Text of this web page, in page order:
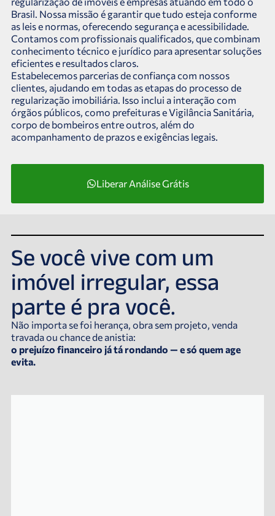
Brasil. Nossa missão é garantir que tudo esteja conforme
as leis e normas, oferecendo segurança e acessibilidade.
Contamos com profissionais qualificados, que combinam
conhecimento técnico e jurídico para apresentar soluções
eficientes e resultados claros.
Estabelecemos parcerias de confiança com nossos
clientes, ajudando em todas as etapas do processo de
regularização imobiliária. Isso inclui a interação com
órgãos públicos, como prefeituras e Vigilância Sanitária,
corpo de bombeiros entre outros, além do
acompanhamento de prazos e exigências legais.
Liberar Análise Grátis
Se você vive com um
imóvel irregular, essa
parte é pra você.
Não importa se foi herança, obra sem projeto, venda
travada ou chance de anistia:
o prejuízo financeiro já tá rondando — e só quem age
evita.